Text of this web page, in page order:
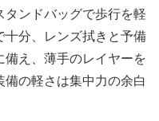
タンドバッグで歩行を軽
十分、レンズ拭きと予備
え、薄手のレイヤーを
の軽さは集中力の余白